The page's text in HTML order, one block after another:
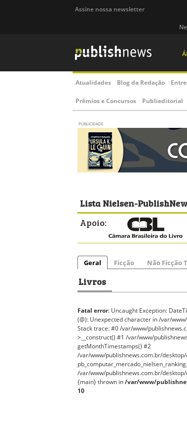
Assine nossa newsletter
Atualidades Blog da Redação
Prêmios e Concursos Publieditorial
PUBLICIDADE
Lista Nielsen-
Apoio:
Geral Ficção Não Ficção
Livros
Fatal error: Uncaught Exception:
(@): Unexpected character in /var/
Stack trace: #0 /var/www/
>__construct() #1 /var/www/
getMonthTimestamps() #2
/var/www/publishnews.com.br/
/var/www/publishnews.com.br/
{main} thrown in/var/www/
10